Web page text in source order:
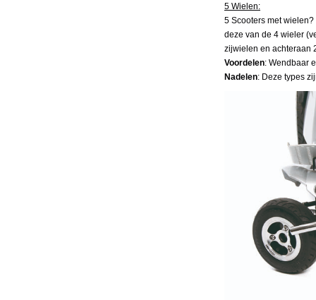
5 Wielen:
5 Scooters met
deze van de 4 wieler
zijwielen en achteraan
Voordelen: Wendbaar
Nadelen: Deze types